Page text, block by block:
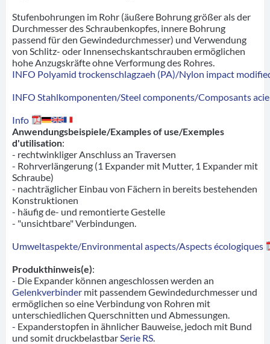
Stufenbohrungen im Rohr (äußere Bohrung größer als der
Durchmesser des Schraubenkopfes, innere Bohrung
passend für den Gewindedurchmesser) und Verwendung
von Schlitz- oder Innensechskantschrauben ermöglichen
hohe Anzugskräfte ohne Verformung des Rohres.
INFO Polyamid trockenschlagzaeh (PA)/Nylon impact
INFO Stahlkomponenten/Steel components/Composants
Info
Anwendungsbeispiele/Examples of use/Exemples
d'utilisation:
- rechtwinkliger Anschluss an Traversen
- Rohrverlängerung (1 Expander mit Mutter, 1 Expander mit
Schraube)
- nachträglicher Einbau von Fächern in bereits bestehenden
Konstruktionen
- häufig de- und remontierte Gestelle
- "unsichtbare" Verbindungen.
Umweltaspekte/Environmental aspects/Aspects écologiques
Produkthinweis(e):
- Die Expander können angeschlossen werden an
Gelenkverbinder mit passendem Gewindedurchmesser und
ermöglichen so eine Verbindung von Rohren mit
unterschiedlichen Querschnitten und Abmessungen.
- Expanderstopfen in ähnlicher Bauweise, jedoch mit Bund
und somit druckbelastbar Serie RS